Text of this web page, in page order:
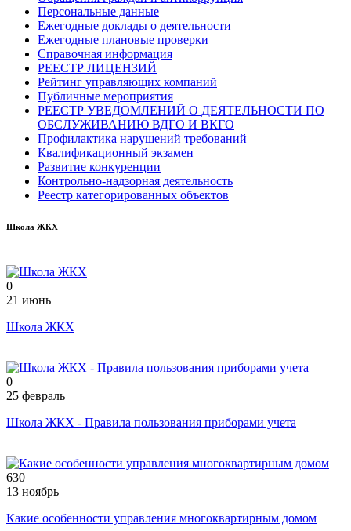
Персональные данные
Ежегодные доклады о деятельности
Ежегодные плановые проверки
Справочная информация
РЕЕСТР ЛИЦЕНЗИЙ
Рейтинг управляющих компаний
Публичные мероприятия
РЕЕСТР УВЕДОМЛЕНИЙ О ДЕЯТЕЛЬНОСТИ ПО
ОБСЛУЖИВАНИЮ ВДГО И ВКГО
Профилактика нарушений требований
Квалификационный экзамен
Развитие конкуренции
Контрольно-надзорная деятельность
Реестр категорированных объектов
Школа ЖКХ
0
21 июнь
Школа ЖКХ
0
25 февраль
Школа ЖКХ - Правила пользования приборами учета
630
13 ноябрь
Какие особенности управления многоквартирным домом